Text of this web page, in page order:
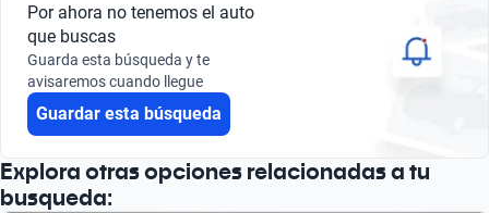
Busca por marca
Busca por modelo
Busca por año
Por ahora no tenemos el auto
que buscas
Guarda esta búsqueda y te
avisaremos cuando llegue
Guardar esta búsqueda
Explora otras opciones relacionadas a tu
busqueda: